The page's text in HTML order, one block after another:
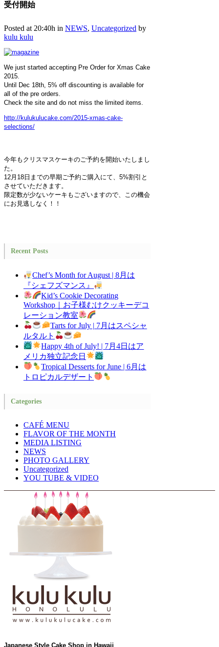
受付開始
Posted at 20:40h in NEWS, Uncategorized by
kulu kulu
We just started accepting Pre Order for Xmas Cake
2015.
Until Dec 18th, 5% off discounting is available for
all of the pre orders.
Check the site and do not miss the limited items.
http://kulukulucake.com/2015-xmas-cake-
selections/
今年もクリスマスケーキのご予約を開始いたしまし
た。
12月18日までの早期ご予約ご購入にて、5%割引と
させていただきます。
限定数が少ないケーキもございますので、この機会
にお見逃しなく！！
Recent Posts
Chef’s Month for August | 8月は
『シェフズマンス』
Kid’s Cookie Decorating
Workshop｜お子様むけクッキーデコ
レーション教室
Tarts for July | 7月はスペシャ
ルタルト
Happy 4th of July! | 7月4日はア
メリカ独立記念日
Tropical Desserts for June | 6月は
トロピカルデザート
Categories
CAFÉ MENU
FLAVOR OF THE MONTH
MEDIA LISTING
NEWS
PHOTO GALLERY
Uncategorized
YOU TUBE & VIDEO
Japanese Style Cake Shop in Hawaii